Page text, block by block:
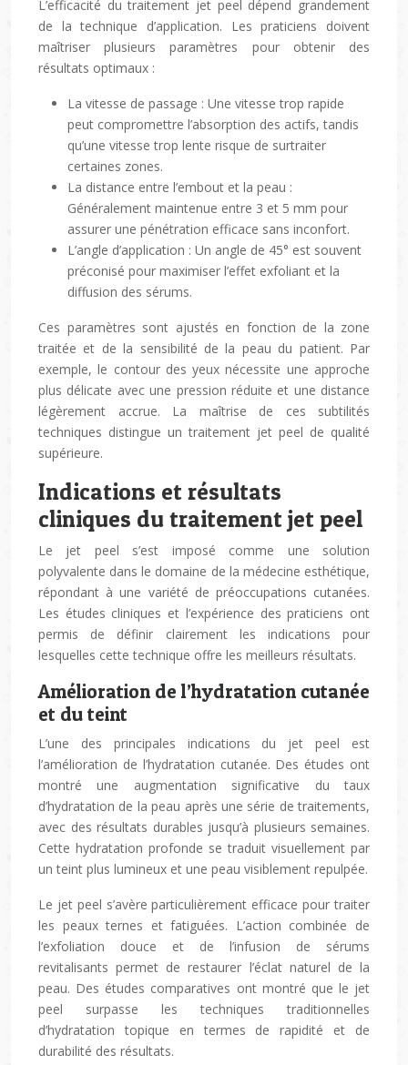
L’efficacité du traitement jet peel dépend grandement
de la technique d’application. Les praticiens doivent
maîtriser plusieurs paramètres pour obtenir des
résultats optimaux :
La vitesse de passage : Une vitesse trop rapide
peut compromettre l’absorption des actifs, tandis
qu’une vitesse trop lente risque de surtraiter
certaines zones.
La distance entre l’embout et la peau :
Généralement maintenue entre 3 et 5 mm pour
assurer une pénétration efficace sans inconfort.
L’angle d’application : Un angle de 45° est souvent
préconisé pour maximiser l’effet exfoliant et la
diffusion des sérums.
Ces paramètres sont ajustés en fonction de la zone
traitée et de la sensibilité de la peau du patient. Par
exemple, le contour des yeux nécessite une approche
plus délicate avec une pression réduite et une distance
légèrement accrue. La maîtrise de ces subtilités
techniques distingue un traitement jet peel de qualité
supérieure.
Indications et résultats
cliniques du traitement jet peel
Le jet peel s’est imposé comme une solution
polyvalente dans le domaine de la médecine esthétique,
répondant à une variété de préoccupations cutanées.
Les études cliniques et l’expérience des praticiens ont
permis de définir clairement les indications pour
lesquelles cette technique offre les meilleurs résultats.
Amélioration de l’hydratation cutanée
et du teint
L’une des principales indications du jet peel est
l’amélioration de l’hydratation cutanée. Des études ont
montré une augmentation significative du taux
d’hydratation de la peau après une série de traitements,
avec des résultats durables jusqu’à plusieurs semaines.
Cette hydratation profonde se traduit visuellement par
un teint plus lumineux et une peau visiblement repulpée.
Le jet peel s’avère particulièrement efficace pour traiter
les peaux ternes et fatiguées. L’action combinée de
l’exfoliation douce et de l’infusion de sérums
revitalisants permet de restaurer l’éclat naturel de la
peau. Des études comparatives ont montré que le jet
peel surpasse les techniques traditionnelles
d’hydratation topique en termes de rapidité et de
durabilité des résultats.